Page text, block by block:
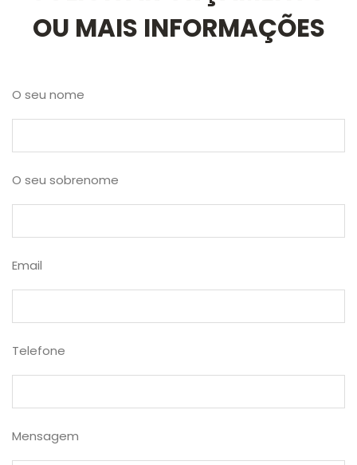
OU MAIS INFORMAÇÕES
O seu nome
O seu sobrenome
Email
Telefone
Mensagem